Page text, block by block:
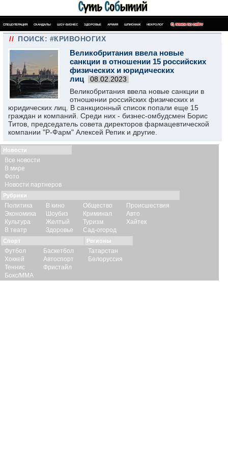
СПЕЦОПЕРАЦИЯ СКАНДАЛЫ ШОУ-БИЗНЕС ЗДОРОВЬЕ АРМИЯ ШПИОНАЖ НЕКРОЛОГ ПОИСК ПО САЙТУ
// ПОИСК: #КРИВОНОГИХ
Великобритания ввела новые
санкции в отношении 15 российских
физических и юридических
лиц
08.02.2023
Великобритания ввела новые санкции в
отношении российских физических и
юридических лиц. В санкционный список попали еще 15
граждан и компаний. Среди них - бизнес-омбудсмен Борис
Титов, председатель совета директоров фармацевтической
компании "Р-Фарм" Алексей Репик и другие.
Новости
Все новости
В мире
Фото
Новости партнеров
Рубрики
Политика
Экономика
Культура
В театр
В кино
Шоубиз
Желтый
Здоровье
Общество
Криминал
Туризм
Сад-огород
Происшествия
Авто
Хайтек
Спорт
Футбол
Хоккей
Теннис
Бокс/ММА
Баскетбол
Автоспорт
Фристайл
Регионы
Татарстан
Белоруссия